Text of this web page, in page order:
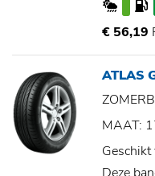
€ 56,19
ATLAS
MAAT: